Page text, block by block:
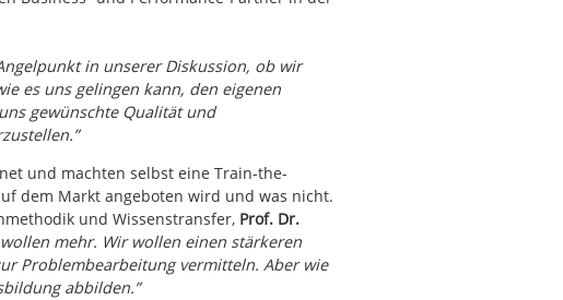
in unserer Diskussion, ob wir
es uns gelingen kann, den eigenen
gewünschte Qualität und
und machten selbst eine Train-the-
dem Markt angeboten wird und was nicht.
und Wissenstransfer, Prof. Dr.
wollen mehr. Wir wollen einen stärkeren
Problembearbeitung vermitteln. Aber wie
abbilden.”